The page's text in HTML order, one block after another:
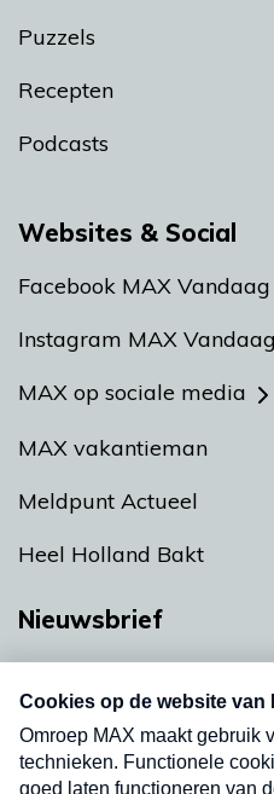
Puzzels
Recepten
Podcasts
Websites & Social
Facebook MAX Vandaag
Instagram MAX Vandaag
MAX op sociale media
MAX vakantieman
Meldpunt Actueel
Heel Holland Bakt
Nieuwsbrief
Neem hier een gratis
nieuwsbrief. Elke
uw mailbox.